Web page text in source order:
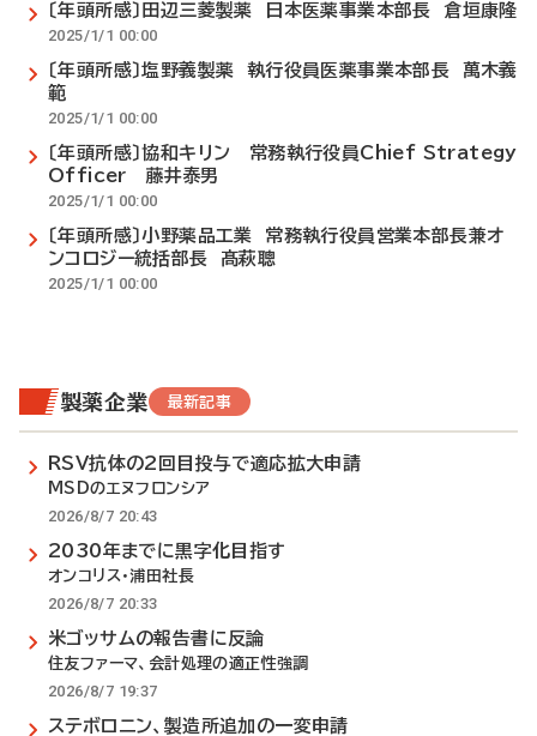
〔年頭所感〕田辺三菱製薬 日本医薬事業本部長 倉垣康隆
2025/1/1 00:00
〔年頭所感〕塩野義製薬 執行役員医薬事業本部長 萬木義
範
2025/1/1 00:00
〔年頭所感〕協和キリン 常務執行役員Chief Strategy
Officer 藤井泰男
2025/1/1 00:00
〔年頭所感〕小野薬品工業 常務執行役員営業本部長兼オ
ンコロジー統括部長 髙萩聰
2025/1/1 00:00
製薬企業 最新記事
RSV抗体の2回目投与で適応拡大申請
MSDのエヌフロンシア
2026/8/7 20:43
2030年までに黒字化目指す
オンコリス・浦田社長
2026/8/7 20:33
米ゴッサムの報告書に反論
住友ファーマ、会計処理の適正性強調
2026/8/7 19:37
ステボロニン、製造所追加の一変申請